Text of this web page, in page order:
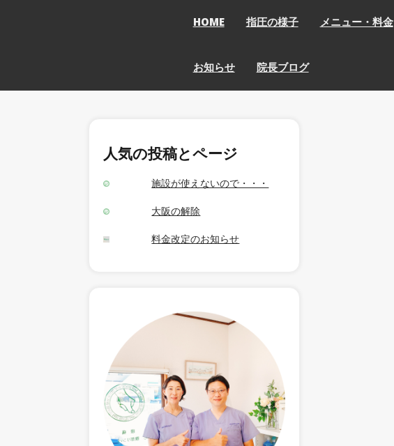
HOME 指圧の様子 メニュー・料金
お知らせ 院長ブログ
人気の投稿とページ
施設が使えないので・・・
大阪の解除
料金改定のお知らせ